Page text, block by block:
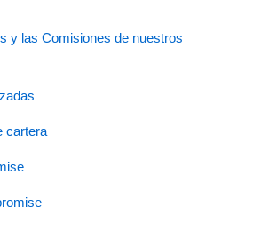
y las Comisiones de nuestros
cartera